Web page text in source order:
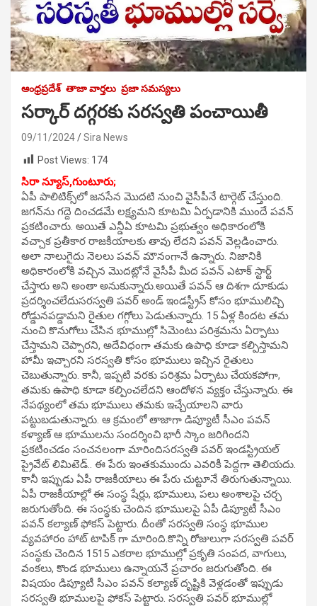
ఆంధ్రప్రదేశ్ తాజా వార్తలు ప్రజా సమస్యలు
సర్కార్ దగ్గరకు సరస్వతి పంచాయితీ
09/11/2024
Sira News
Post Views: 174
సిరా న్యూస్,గుంటూరు;
ఏపీ పాలిటిక్స్‌లో జనసేన మొదటి నుంచి వైసీపీనే టార్గెట్ చేస్తుంది.
జగన్‌ను గద్దె దించడమే లక్ష్యమని కూటమి ఏర్పడానికి ముందే పవన్
ప్రకటించారు. అయితే ఎన్డీఏ కూటమి ప్రభుత్వం అధికారంలోకి
వచ్చాక ప్రతీకార రాజకీయాలకు తావు లేదని పవన్ వెల్లడించారు.
అలా నాలుగైదు నెలలు పవన్ మౌనంగానే ఉన్నారు. నిజానికి
అధికారంలోకి వచ్చిన మొదట్లోనే వైసీపీ మీద పవన్ ఎటాక్ స్టార్ట్
చేస్తారు అని అంతా అనుకున్నారు.అయితే పవన్ ఆ దిశగా దూకుడు
ప్రదర్శించలేదుసరస్వతి పవర్‌ అండ్‌ ఇండస్ట్రీస్‌ కోసం భూములిచ్చి
రోడ్డునపడ్డామని రైతుల గగ్గోలు పెడుతున్నారు. 15 ఏళ్ల కిందట తమ
నుంచి కొనుగోలు చేసిన భూముల్లో సిమెంటు పరిశ్రమను ఏర్పాటు
చేస్తామని చెప్పారని, అదేవిధంగా తమకు ఉపాధి కూడా కల్పిస్తామని
హామీ ఇచ్చారని సరస్వతి కోసం భూములు ఇచ్చిన రైతులు
చెబుతున్నారు. కానీ, ఇప్పటి వరకు పరిశ్రమ ఏర్పాటు చేయకపోగా,
తమకు ఉపాధి కూడా కల్పించలేదని ఆందోళన వ్యక్తం చేస్తున్నారు. ఈ
నేపథ్యంలో తమ భూములు తమకు ఇచ్చేయాలని వారు
పట్టుబడుతున్నారు. ఆ క్రమంలో తాజాగా డిప్యూటీ సీఎం పవన్
కళ్యాణ్ ఆ భూములను సందర్శించి భారీ స్కాం జరిగిందని
ప్రకటించడం సంచనలంగా మారిందిసరస్వతి పవర్ ఇండస్ట్రియల్
ప్రైవేట్ లిమిటెడ్.. ఈ పేరు ఇంతకుముందు ఎవరికీ పెద్దగా తెలియదు.
కానీ ఇప్పుడు ఏపీ రాజకీయాలు ఈ పేరు చుట్టూనే తిరుగుతున్నాయి.
ఏపీ రాజకీయాల్లో ఈ సంస్థ షేర్లు, భూములు, పలు అంశాలపై చర్చ
జరుగుతోంది. ఈ సంస్థకు చెందిన భూములపై ఏపీ డిప్యూటీ సీఎం
పవన్ కల్యాణ్ ఫోకస్ పెట్టారు. దీంతో సరస్వతి సంస్థ భూముల
వ్యవహారం హాట్ టాపిక్ గా మారింది.కొన్ని రోజులుగా సరస్వతి పవర్
సంస్థకు చెందిన 1515 ఎకరాల భూముల్లో ప్రకృతి సంపద, వాగులు,
వంకలు, కొండ భూములు ఉన్నాయనే ప్రచారం జరుగుతోంది. ఈ
విషయం డిప్యూటీ సీఎం పవన్ కల్యాణ్ దృష్టికి వెళ్లడంతో ఇప్పుడు
సరస్వతి భూములపై ఫోకస్ పెట్టారు. సరస్వతి పవర్ భూముల్లో